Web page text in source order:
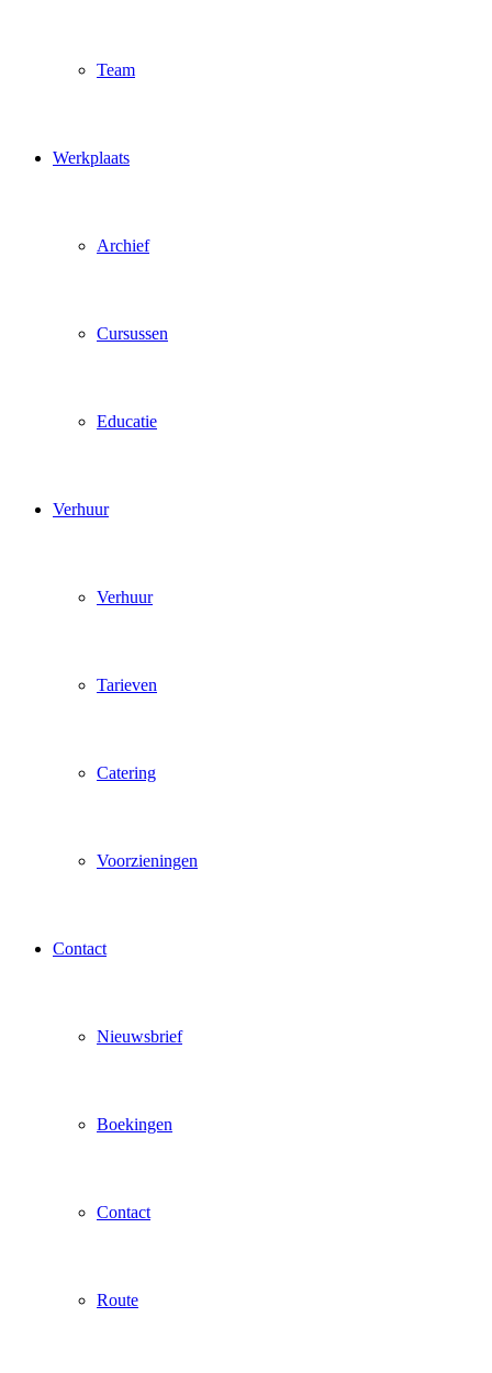
Team
Werkplaats
Archief
Cursussen
Educatie
Verhuur
Verhuur
Tarieven
Catering
Voorzieningen
Contact
Nieuwsbrief
Boekingen
Contact
Route